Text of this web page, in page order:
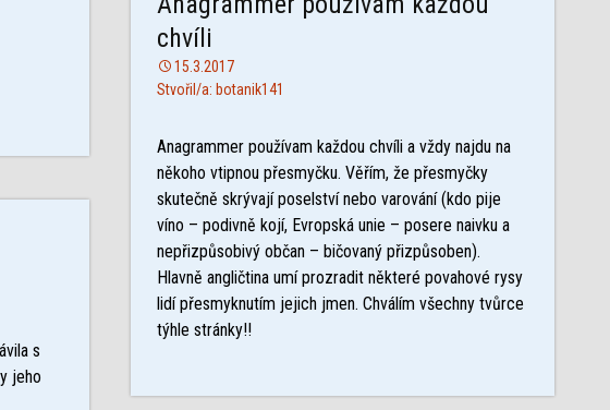
chvíli
15.3.2017
Stvořil/a: botanik141
Anagrammer používam každou chvíli a vždy najdu na
někoho vtipnou přesmyčku. Věřím, že přesmyčky
skutečně skrývají poselství nebo varování (kdo pije
víno – podivně kojí, Evropská unie – posere naivku a
nepřizpůsobivý občan – bičovaný přizpůsoben).
Hlavně angličtina umí prozradit některé povahové rysy
lidí přesmyknutím jejich jmen. Chválím všechny tvůrce
týhle stránky!!
s
jeho